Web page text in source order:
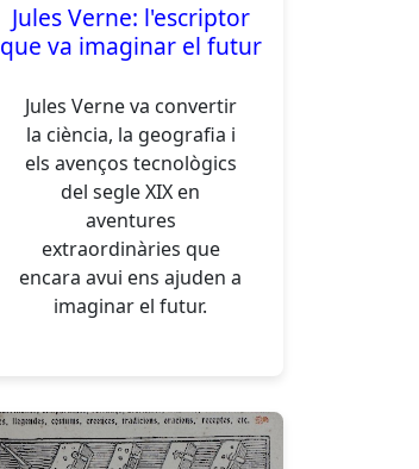
Jules Verne: l'escriptor
que va imaginar el futur
Jules Verne va convertir
la ciència, la geografia i
els avenços tecnològics
del segle XIX en
aventures
extraordinàries que
encara avui ens ajuden a
imaginar el futur.